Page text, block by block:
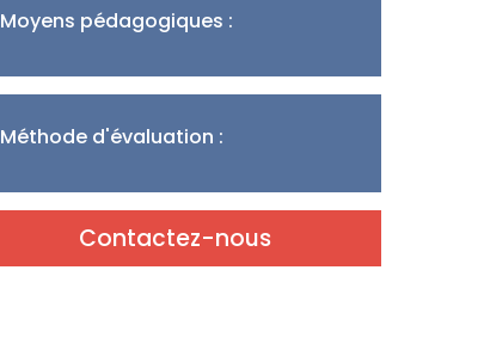
Moyens pédagogiques :
Méthode d'évaluation :
Contactez-nous